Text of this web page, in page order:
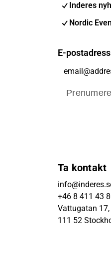
Inderes
Nordic
E-postadress
Ta kontakt
+46 8 411 43
Vattugatan
111 52